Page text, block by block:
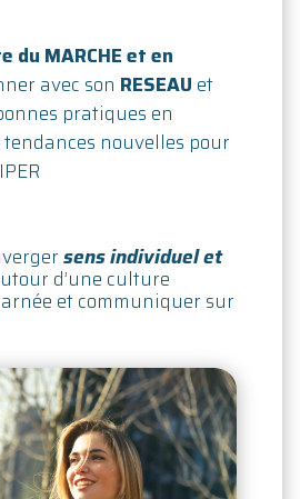
du MARCHE et en
avec son RESEAU et
pratiques en
nouvelles pour
sens individuel et
d’une culture
et communiquer sur